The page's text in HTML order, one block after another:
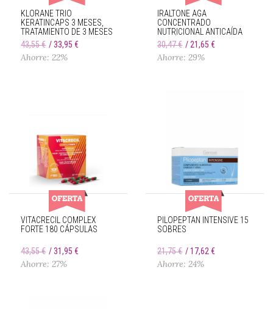
KLORANE TRIO
KERATINCAPS 3 MESES,
TRATAMIENTO DE 3 MESES
43,55 €
33,95 €
Ahorre: 22%
IRALTONE AGA
CONCENTRADO
NUTRICIONAL ANTICAÍDA
60 CÁPSULAS
30,47 € 21,65 €
Ahorre: 29%
VITACRECIL COMPLEX
FORTE 180 CÁPSULAS
43,55 € 31,95 €
Ahorre: 27%
PILOPEPTAN INTENSIVE 15
SOBRES
21,75 € 17,62 €
Ahorre: 24%